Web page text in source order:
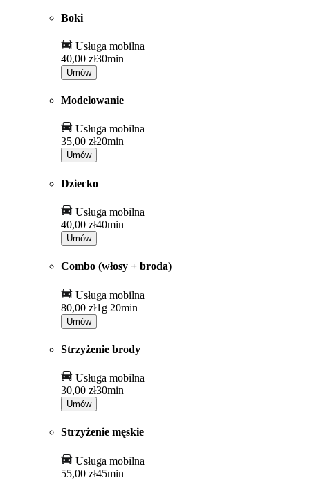
Boki
Usługa mobilna
40,00 zł30min
Umów
Modelowanie
Usługa mobilna
35,00 zł20min
Umów
Dziecko
Usługa mobilna
40,00 zł40min
Umów
Combo (włosy + broda)
Usługa mobilna
80,00 zł1g 20min
Umów
Strzyżenie brody
Usługa mobilna
30,00 zł30min
Umów
Strzyżenie męskie
Usługa mobilna
55,00 zł45min